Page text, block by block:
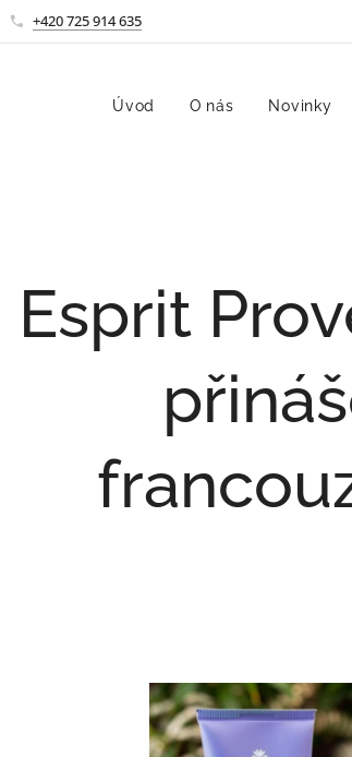
+420 725 914 635
Úvod O nás Novinky
Esprit